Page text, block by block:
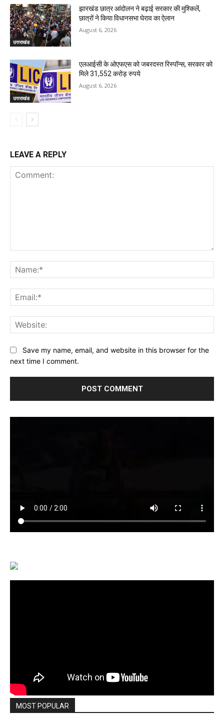
उत्तराखंड
झारखंड छात्र आंदोलन ने बढ़ाई सरकार की मुश्किलें,
छात्रों ने किया विधानसभा घेराव का ऐलान
August 6, 2026
उत्तराखंड
एलआईसी के ओएफएस को जबरदस्त रिस्पॉन्स, सरकार को
मिले 31,552 करोड़ रुपये
August 6, 2026
LEAVE A REPLY
Save my name, email, and website in this browser for the
next time I comment.
MOST POPULAR